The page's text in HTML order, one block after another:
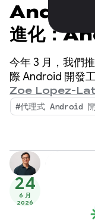
Android
進化：
新紀元
今年 3 月，我們
際 Android 開發
們根據您的意見
放權重模型，以
Zoe Lopez-
#代理式 Android
24
6 月
2026